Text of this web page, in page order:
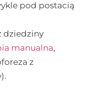
pod postacią
dziedziny
manualna,
z